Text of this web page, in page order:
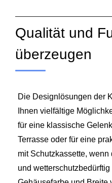
Qualität und
überzeugen
Die Designlösungen der
Ihnen vielfältige
für eine klassische
Terrasse oder für eine
mit Schutzkassette,
und